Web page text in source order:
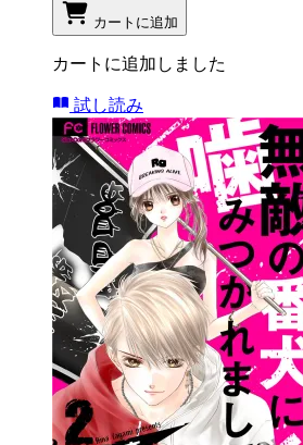
カートに追加
カートに追加しました
試し読み